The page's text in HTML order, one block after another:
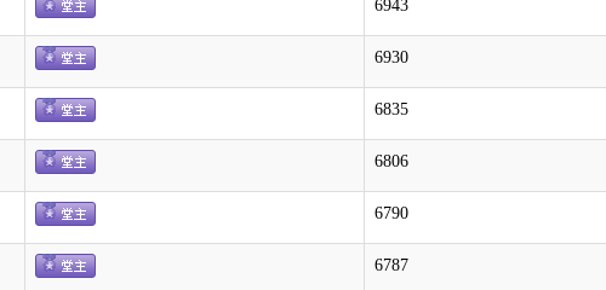
6943
6930
6835
6806
6790
6787